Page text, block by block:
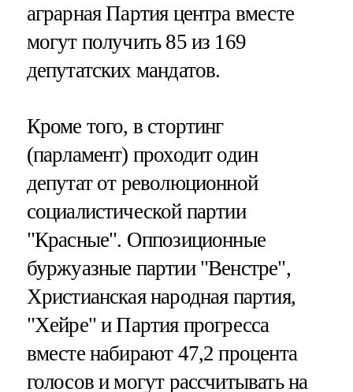
аграрная Партия центра вместе
могут получить 85 из 169
депутатских мандатов.
Кроме того, в стортинг
(парламент) проходит один
депутат от революционной
социалистической партии
"Красные". Оппозиционные
буржуазные партии "Венстре",
Христианская народная партия,
"Хейре" и Партия прогресса
вместе набирают 47,2 процента
голосов и могут рассчитывать на